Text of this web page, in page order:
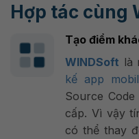
Hợp tác cùng
Tạo điểm
WINDSoft là
kế app
Source
cấp. Vì vậy
có thể thay